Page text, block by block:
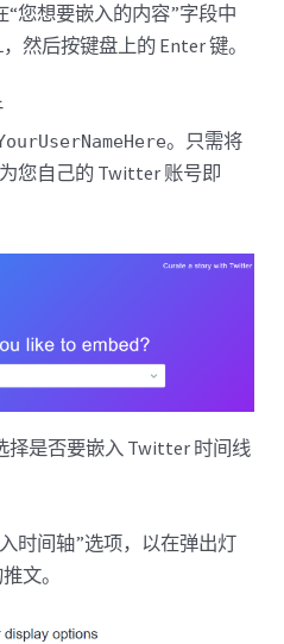
您想要嵌入的内容”字段中
然后按键盘上的 Enter 键。
。只需将
您自己的 Twitter 账号即
择是否要嵌入 Twitter 时间线
时间轴”选项，以在弹出灯
文。